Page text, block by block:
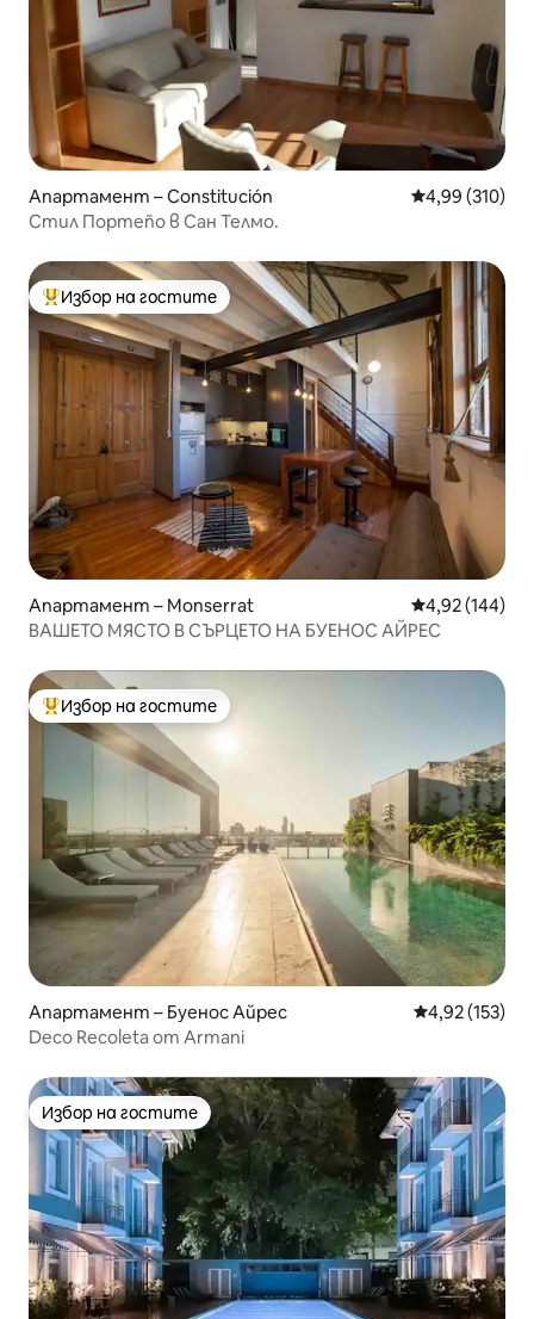
Апартамент – Constitución Средна
4,99 (310)
Стил Портеño в Сан Телмо.
Най-популярен избор на гостите
Избор на гостите
Апартамент – Monserrat Средна
4,92 (144)
ВАШЕТО МЯСТО В СЪРЦЕТО НА БУЕНОС АЙРЕС
Най-популярен избор на гостите
Избор на гостите
Апартамент – Буенос Айрес Средна
4,92 (153)
Deco Recoleta от Armani
Избор на гостите
Избор на гостите